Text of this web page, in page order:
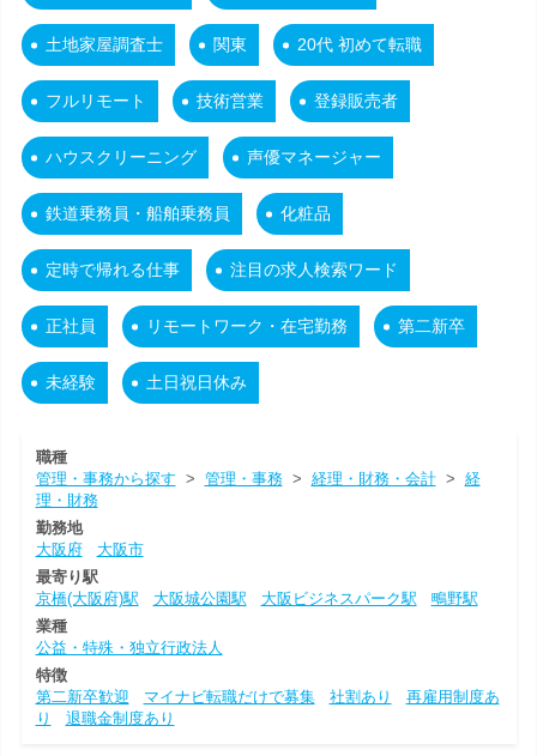
土地家屋調査士 関東 20代 初めて転職
フルリモート 技術営業 登録販売者
ハウスクリーニング 声優マネージャー
鉄道乗務員・船舶乗務員 化粧品
定時で帰れる仕事 注目の求人検索ワード
正社員 リモートワーク・在宅勤務 第二新卒
未経験 土日祝日休み
職種
管理・事務から探す > 管理・事務> 経理・財務・会計> 経
理・財務
勤務地
大阪府
大阪市
最寄り駅
京橋(大阪府)駅
大阪城公園駅 大阪ビジネスパーク駅
鴫野駅
業種
公益・特殊・独立行政法人
特徴
第二新卒歓迎
マイナビ転職だけで募集 社割あり
再雇用制度あ
り
退職金制度あり